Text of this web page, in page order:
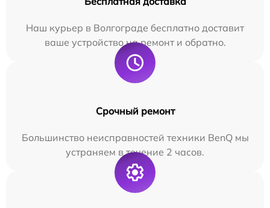
Наш курьер в Волгограде бесплатно доставит
ваше устройство на ремонт и обратно.
Срочный ремонт
Большинство неисправностей техники BenQ мы
устраняем в течение 2 часов.